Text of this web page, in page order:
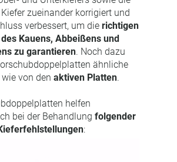
zueinander korrigiert und
verbessert, um die richtigen
Kauens, Abbeißens und
zu garantieren. Noch dazu
ähnliche
von den aktiven Platten.
helfen
bei der Behandlung folgender
: